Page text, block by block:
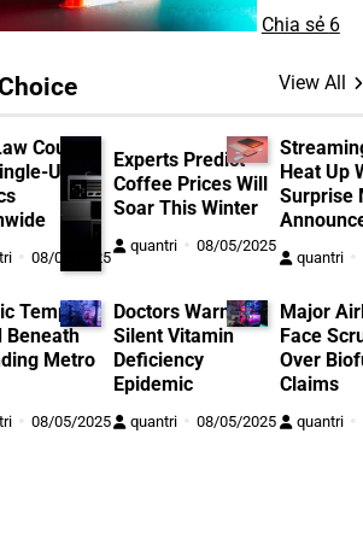
Chia sẻ 6
View All
Could
Use
08/05/2025
Experts Predict
Coffee Prices Will
Soar This Winter
quantri 08/05/2025
Heat Up
Surprise
quantri
Temple
Beneath
Metro
08/05/2025
Doctors Warn of
Silent Vitamin
Deficiency
Epidemic
quantri 08/05/2025
Major
Face
Over
Claims
quantri